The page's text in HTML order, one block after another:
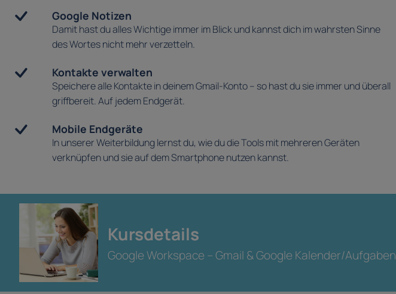
Google Notizen
Damit hast du alles Wichtige immer im Blick und kannst dich im wahrsten Sinne
des Wortes nicht mehr verzetteln.
Kontakte verwalten
Speichere alle Kontakte in deinem Gmail-Konto – so hast du sie immer und überall
griffbereit. Auf jedem Endgerät.
Mobile Endgeräte
In unserer Weiterbildung lernst du, wie du die Tools mit mehreren Geräten
verknüpfen und sie auf dem Smartphone nutzen kannst.
Kursdetails
Google Workspace – Gmail & Google Kalender/Aufgaben